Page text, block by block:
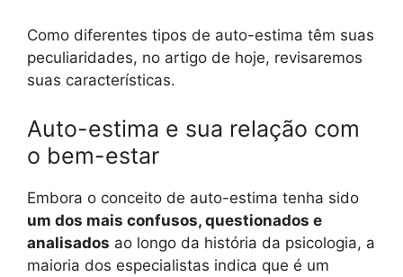
Como diferentes tipos de auto-estima têm suas
peculiaridades, no artigo de hoje, revisaremos
suas características.
Auto-estima e sua relação com
o bem-estar
Embora o conceito de auto-estima tenha sido
um dos mais confusos, questionados e
analisados ao longo da história da psicologia, a
maioria dos especialistas indica que é um